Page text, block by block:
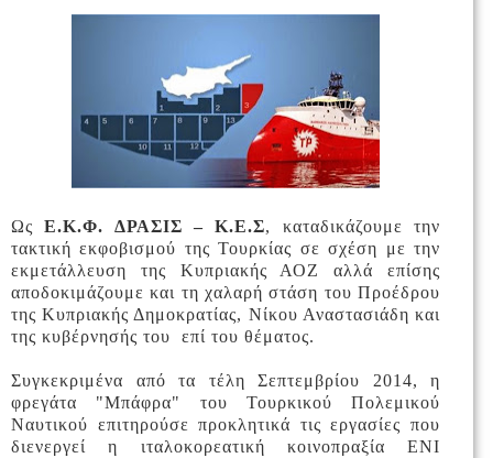
ΩςΕ.Κ.Φ. ΔΡΑΣΙΣ – Κ.Ε.Σ, καταδικάζουμε την
τακτική εκφοβισμού της Τουρκίας σε σχέση με την
εκμετάλλευση της Κυπριακής ΑΟΖ αλλά επίσης
αποδοκιμάζουμε και τη χαλαρή στάση του Προέδρου
της Κυπριακής Δημοκρατίας, Νίκου Αναστασιάδη και
της κυβέρνησής του επί του θέματος.
Συγκεκριμένα από τα τέλη Σεπτεμβρίου 2014, η
φρεγάτα "Μπάφρα" του Τουρκικού Πολεμικού
Ναυτικού επιτηρούσε προκλητικά τις εργασίες που
διενεργεί η ιταλοκορεατική κοινοπραξία ΕΝΙ